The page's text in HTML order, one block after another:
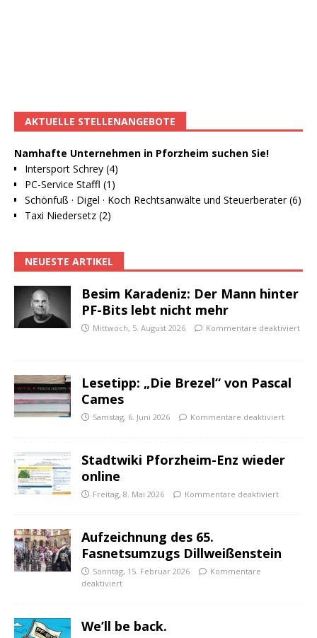
AKTUELLE STELLENANGEBOTE
Namhafte Unternehmen in Pforzheim suchen Sie!
Intersport Schrey (4)
PC-Service Staffl (1)
Schönfuß · Digel · Koch Rechtsanwälte und Steuerberater (6)
Taxi Niedersetz (2)
NEUESTE ARTIKEL
Besim Karadeniz: Der Mann hinter
PF-Bits lebt nicht mehr
Mittwoch, 5. August 2026 Kommentare deaktiviert
Lesetipp: „Die Brezel“ von Pascal
Cames
Samstag, 6. Juni 2026 Kommentare deaktiviert
Stadtwiki Pforzheim-Enz wieder
online
Freitag, 8. Mai 2026 Kommentare deaktiviert
Aufzeichnung des 65.
Fasnetsumzugs Dillweißenstein
Sonntag, 15. Februar 2026
Kommentare
deaktiviert
We’ll be back.